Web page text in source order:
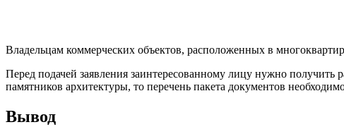
Владельцам коммерческих объектов, расположенных в
Перед подачей заявления заинтересованному лицу нужно
памятников архитектуры, то перечень пакета документов
Вывод